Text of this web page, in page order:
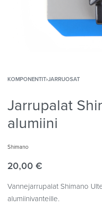
KOMPONENTIT›JARRUOSAT
Jarrupalat
alumiini
Shimano
20,00 €
Vannejarrupalat Shimano
alumiinivanteille.